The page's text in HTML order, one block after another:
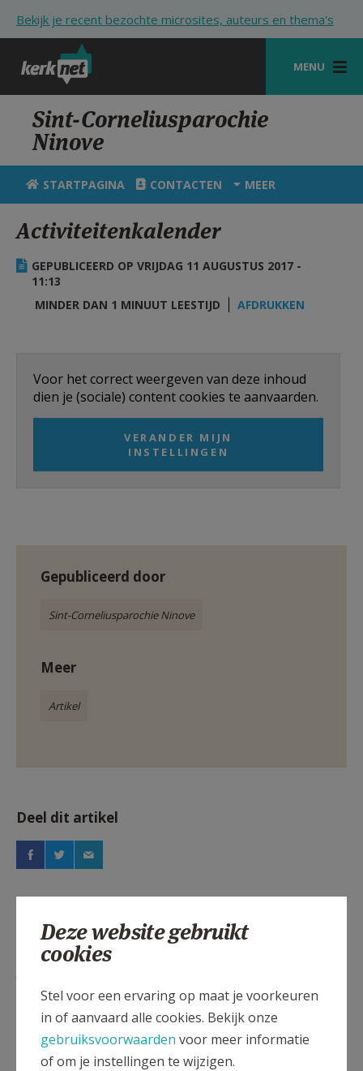
Bekijk je recent bezochte microsites, auteurs en thema's
MENU
STARTPAGINA
KERK
VIERINGEN
HULP
STARTPAGINA PORTAAL
AANMELDEN OF REGISTREREN
Sint-Corneliusparochie
Ninove
STARTPAGINA CONTACTEN MEER
Activiteitenkalender
GEPUBLICEERD OP VRIJDAG 11 AUGUSTUS 2017 -
11:13
MINDER DAN 1 MINUUT LEESTIJD
AFDRUKKEN
Voor het correct weergeven van deze inhoud
dien je (sociale) content cookies te aanvaarden.
VERANDER MIJN
INSTELLINGEN
Gepubliceerd door
Sint-Corneliusparochie Ninove
Meer
Artikel
Deel dit artikel
Lees meer
Deze website gebruikt
cookies
Stel voor een ervaring op maat je voorkeuren
in of aanvaard alle cookies. Bekijk onze
gebruiksvoorwaarden voor meer informatie
of om je instellingen te wijzigen.